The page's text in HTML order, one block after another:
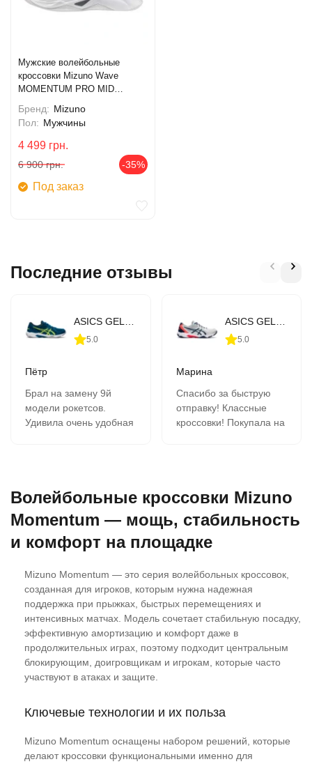
Мужские волейбольные
кроссовки Mizuno Wave
MOMENTUM PRO MID
Бренд: Mizuno
Пол: Мужчины
4 499 грн.
6 900 грн. -35%
Под заказ
Последние отзывы
5.0
Пётр
Брал на замену 9й
модели рокетсов.
Удивила очень удобная
5.0
Марина
Спасибо за быструю
отправку! Классные
кроссовки! Покупала на
нравится!
Волейбольные кроссовки Mizuno
Momentum — мощь, стабильность
и комфорт на площадке
Mizuno Momentum — это серия волейбольных кроссовок,
созданная для игроков, которым нужна надежная
поддержка при прыжках, быстрых перемещениях и
интенсивных матчах. Модель сочетает стабильную посадку,
эффективную амортизацию и комфорт даже в
продолжительных играх, поэтому подходит центральным
блокирующим, доигровщикам и игрокам, которые часто
участвуют в атаках и защите.
Ключевые технологии и их польза
Mizuno Momentum оснащены набором решений, которые
делают кроссовки функциональными именно для